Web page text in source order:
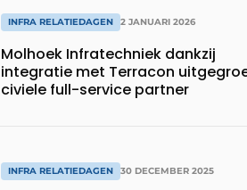
INFRA RELATIEDAGEN 2 JANUARI 2026
Molhoek Infratechniek dankzij
integratie met Terracon
civiele full-service partner
INFRA RELATIEDAGEN 30 DECEMBER 2025